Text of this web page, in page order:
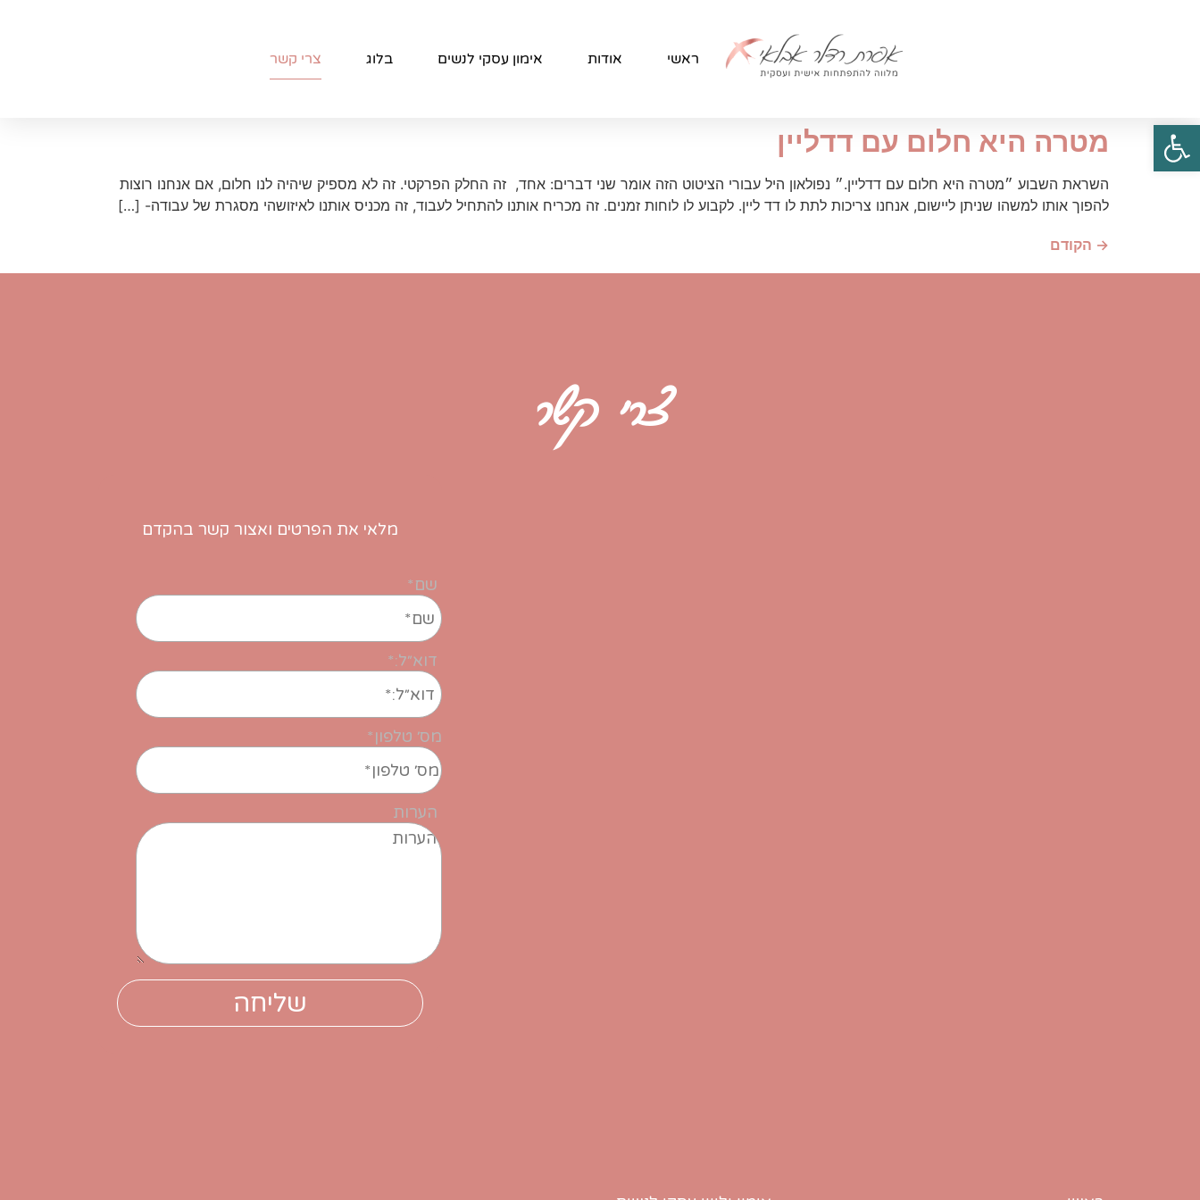
פתח סרגל נגישות
ראשי אודות אימון עסקי לנשים בלוג צרי קשר
מטרה היא חלום עם דדליין
השראת השבוע ״מטרה היא חלום עם דדליין.״ נפולאון היל עבורי הציטוט הזה אומר שני דברים: אחד, זה החלק הפרקטי. זה לא מספיק שיהיה לנו חלום, אם אנחנו רוצות
להפוך אותו למשהו שניתן ליישום, אנחנו צריכות לתת לו דד ליין. לקבוע לו לוחות זמנים. זה מכריח אותנו להתחיל לעבוד, זה מכניס אותנו לאיזושהי מסגרת של עבודה- […]
→ הקודם
צרי קשר